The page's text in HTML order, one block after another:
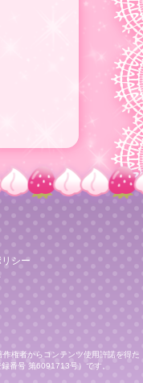
シー
権者からコンテンツ使用許諾を得た
番号 第6091713号）です。